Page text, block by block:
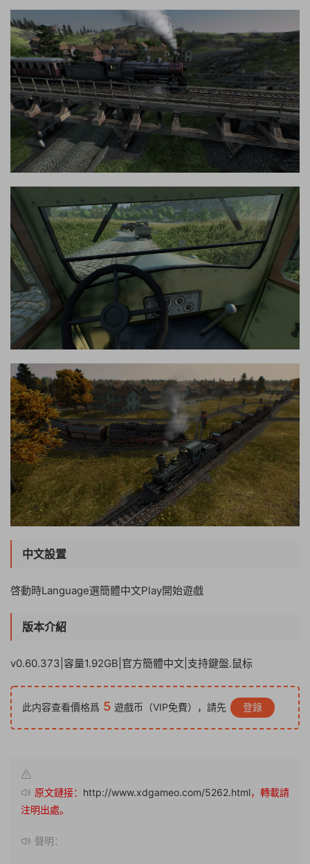
中文設置
啓動時Language選簡體中文Play開始遊戲
版本介紹
v0.60.373|容量1.92GB|官方簡體中文|支持鍵盤.鼠标
此内容查看價格爲 5 遊戲币（VIP免費），請先 登錄
原文鏈接： http://www.xdgameo.com/5262.html，轉載請
注明出處。
聲明：